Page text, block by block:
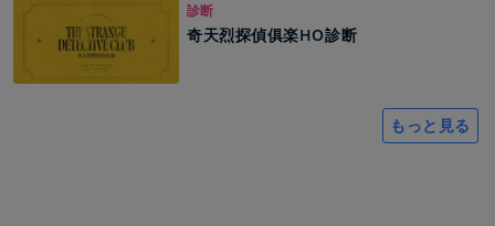
診断
奇天烈探偵俱楽HO診断
もっと見る